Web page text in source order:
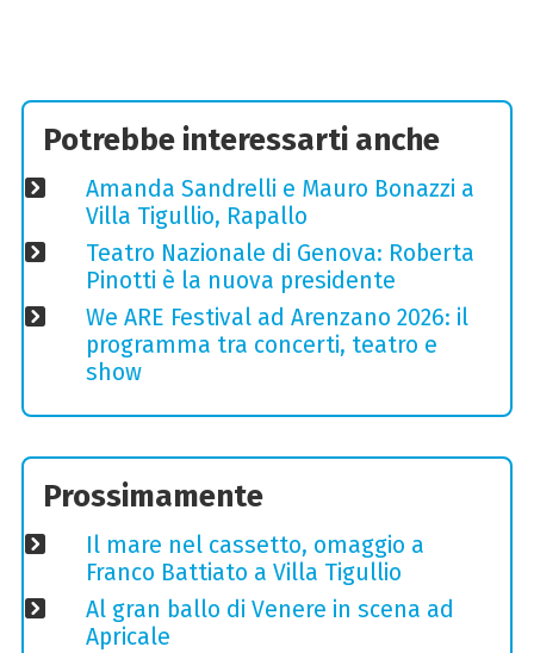
Potrebbe interessarti anche
Amanda Sandrelli e Mauro Bonazzi a
Villa Tigullio, Rapallo
Teatro Nazionale di Genova: Roberta
Pinotti è la nuova presidente
We ARE Festival ad Arenzano 2026: il
programma tra concerti, teatro e
show
Prossimamente
Il mare nel cassetto, omaggio a
Franco Battiato a Villa Tigullio
Al gran ballo di Venere in scena ad
Apricale